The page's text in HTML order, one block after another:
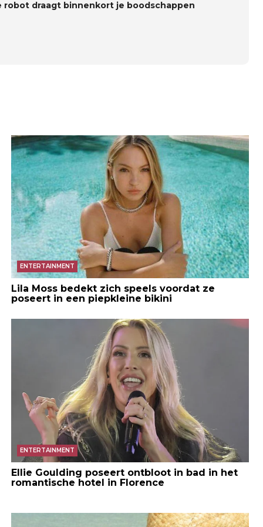
robot draagt binnenkort je boodschappen
ENTERTAINMENT
Lila Moss bedekt zich speels voordat ze
poseert in een piepkleine bikini
ENTERTAINMENT
Ellie Goulding poseert ontbloot in bad in het
romantische hotel in Florence